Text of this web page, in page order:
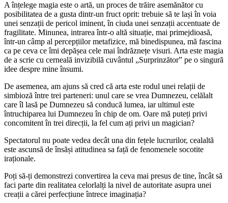
A înțelege magia este o artă, un proces de trăire asemănător cu
posibilitatea de a gusta dintr-un fruct oprit: trebuie să te lași în voia
unei senzații de pericol iminent, în ciuda unei senzații accentuate de
fragilitate. Minunea, intrarea într-o altă situație, mai primejdioasă,
într-un câmp al percepțiilor metafizice, mă binedispunea, mă fascina
ca pe ceva ce îmi depășea cele mai îndrăznețe visuri. Arta este magia
de a scrie cu cerneală invizibilă cuvântul „Surprinzător” pe o singură
idee despre mine însumi.
De asemenea, am ajuns să cred că arta este rodul unei relații de
simbioză între trei parteneri: unul care se vrea Dumnezeu, celălalt
care îl lasă pe Dumnezeu să conducă lumea, iar ultimul este
întruchiparea lui Dumnezeu în chip de om. Oare mă puteți privi
concomitent în trei direcții, la fel cum ați privi un magician?
Spectatorul nu poate vedea decât una din fețele lucrurilor, cealaltă
este ascunsă de însăși atitudinea sa față de fenomenele socotite
iraționale.
Poți să-ți demonstrezi convertirea la ceva mai presus de tine, încât să
faci parte din realitatea celorlalți la nivel de autoritate asupra unei
creații a cărei perfecțiune întrece imaginația?